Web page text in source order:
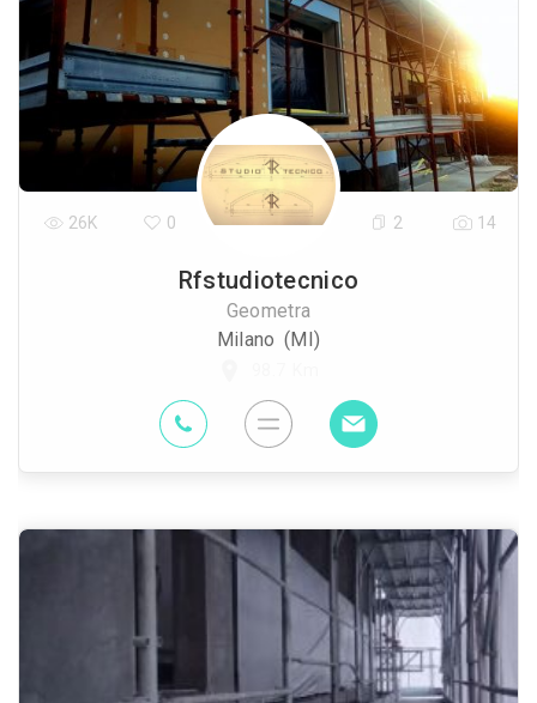
Rfstudiotecnico
Geometra
Milano (MI)
26K 0 2 14